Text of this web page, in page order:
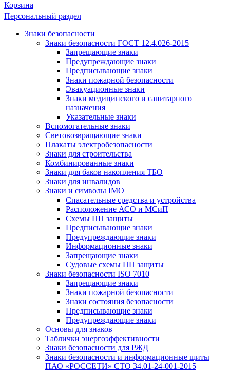
Корзина
Персональный раздел
Знаки безопасности
Знаки безопасности ГОСТ 12.4.026-2015
Запрещающие знаки
Предупреждающие знаки
Предписывающие знаки
Знаки пожарной безопасности
Эвакуационные знаки
Знаки медицинского и санитарного
назначения
Указательные знаки
Вспомогательные знаки
Световозвращающие знаки
Плакаты электробезопасности
Знаки для строительства
Комбинированные знаки
Знаки для баков накопления ТБО
Знаки для инвалидов
Знаки и символы IMO
Спасательные средства и устройства
Расположение АСО и МСиП
Схемы ПП защиты
Предписывающие знаки
Предупреждающие знаки
Информационные знаки
Запрещающие знаки
Судовые схемы ПП защиты
Знаки безопасности ISO 7010
Запрещающие знаки
Знаки пожарной безопасности
Знаки состояния безопасности
Предписывающие знаки
Предупреждающие знаки
Основы для знаков
Таблички энергоэффективности
Знаки безопасности для РЖД
Знаки безопасности и информационные щиты
ПАО «РОССЕТИ» СТО 34.01-24-001-2015